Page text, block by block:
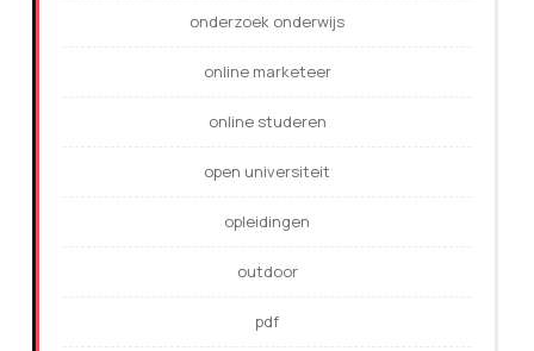
onderzoek onderwijs
online marketeer
online studeren
open universiteit
opleidingen
outdoor
pdf